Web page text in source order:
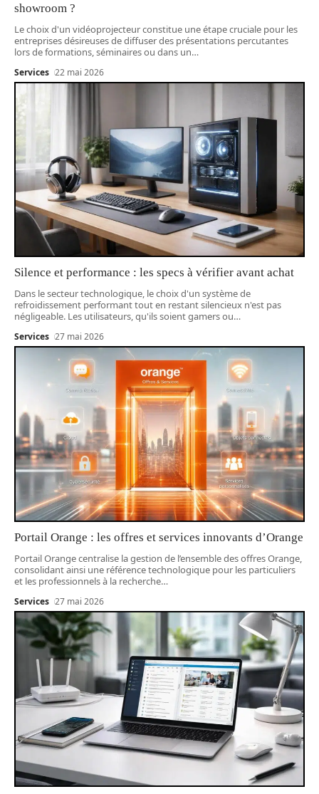
showroom ?
Le choix d'un vidéoprojecteur constitue une étape cruciale pour les
entreprises désireuses de diffuser des présentations percutantes
lors de formations, séminaires ou dans un…
Services 22 mai 2026
Silence et performance : les specs à vérifier avant achat
Dans le secteur technologique, le choix d'un système de
refroidissement performant tout en restant silencieux n'est pas
négligeable. Les utilisateurs, qu'ils soient gamers ou…
Services 27 mai 2026
Portail Orange : les offres et services innovants d’Orange
Portail Orange centralise la gestion de l’ensemble des offres Orange,
consolidant ainsi une référence technologique pour les particuliers
et les professionnels à la recherche…
Services 27 mai 2026